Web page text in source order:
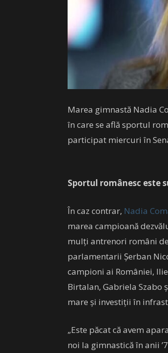
Marea gimnastă Nadia
în care se află sportul
participat miercuri în
Sportul românesc este
În caz contrar, Nadia
marea campioană
mulți antrenori români
parlamentarii Șerban
campioni ai României,
Birtalan, Gabriela Szabo
mare și investiții în
„Este păcat că avem
noi la gimnastică în anii